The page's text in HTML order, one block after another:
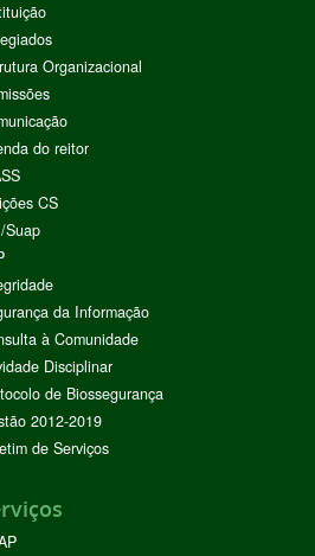
Organizacional
do reitor
CS
Suap
da Informação
à Comunidade
Disciplinar
de Biossegurança
2012-2019
de Serviços